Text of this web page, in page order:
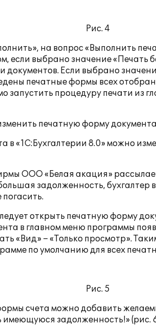
Рис. 4
на вопрос «Выполнить
если выбрано значение «Печать
документов. Если выбрано
печатные формы всех
запустить процедуру печати из
печатную форму
в «1С:Бухгалтерии 8.0» можно
ООО «Белая акация»
задолженность, бухгалтер
открыть печатную форму
в главном меню программы
«Вид» – «Только просмотр».
по умолчанию для всех
Рис. 5
счета можно добавить
имеющуюся задолженность!» (рис.